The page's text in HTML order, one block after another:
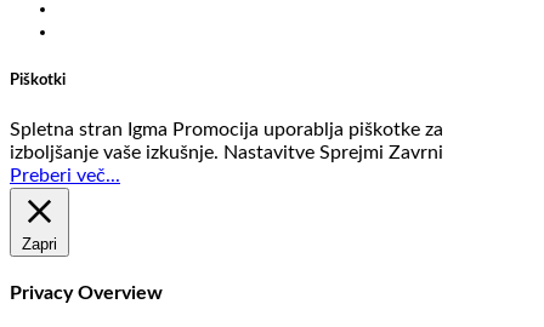
Piškotki
Spletna stran Igma Promocija uporablja piškotke za
izboljšanje vaše izkušnje. Nastavitve Sprejmi Zavrni
Preberi več...
Zapri
Privacy Overview